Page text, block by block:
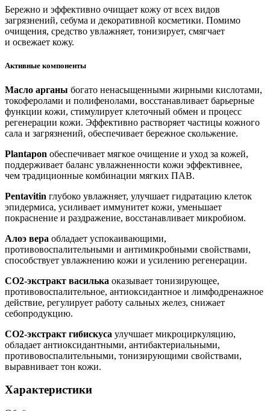
Бережно и эффективно очищает кожу от всех видов
загрязнений, себума и декоративной косметики. Помимо
очищения, средство увлажняет, тонизирует, смягчает
и освежает кожу.
Активные компоненты
Масло арганы богато ненасыщенными жирными кислотами,
токоферолами и полифенолами, восстанавливает барьерные
функции кожи, стимулирует клеточный обмен и процесс
регенерации кожи. Эффективно растворяет частицы кожного
сала и загрязнений, обеспечивает бережное скольжение.
Plantapon обеспечивает мягкое очищение и уход за кожей,
поддерживает баланс увлажненности кожи эффективнее,
чем традиционные комбинации мягких ПАВ.
Pentavitin глубоко увлажняет, улучшает гидратацию клеток
эпидермиса, усиливает иммунитет кожи, уменьшает
покраснение и раздражение, восстанавливает микробиом.
Алоэ вера обладает успокаивающими,
противовоспалительными и антимикробными свойствами,
способствует увлажнению кожи и усилению регенерации.
СО2-экстракт василька оказывает тонизирующее,
противовоспалительное, антиоксидантное и лимфодренажное
действие, регулирует работу сальных желез, снижает
себопродукцию.
СО2-экстракт гибискуса улучшает микроциркуляцию,
обладает антиоксидантными, антибактериальными,
противовоспалительными, тонизирующими свойствами,
выравнивает тон кожи.
Характеристики